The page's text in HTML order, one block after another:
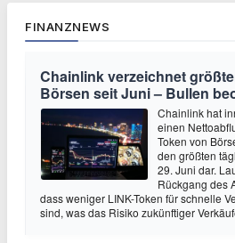
FINANZNEWS
Chainlink verzeichnet
Börsen seit Juni – Bullen
Chainlink hat
einen
Token von
den größten
29. Juni dar.
Rückgang des
dass weniger LINK-Token für schnelle
sind, was das Risiko zukünftiger